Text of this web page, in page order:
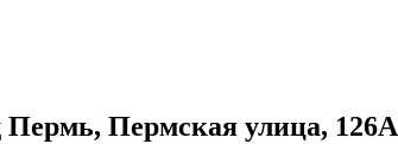
Пермская улица, 126А